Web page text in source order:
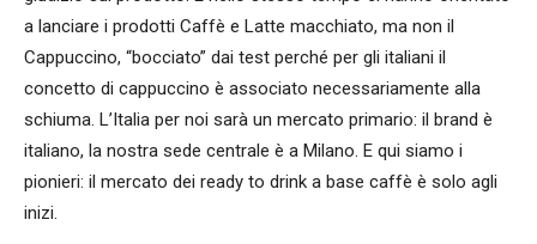
a lanciare i prodotti Caffè e Latte macchiato, ma non il
Cappuccino, “bocciato” dai test perché per gli italiani il
concetto di cappuccino è associato necessariamente alla
schiuma. L’Italia per noi sarà un mercato primario: il brand è
italiano, la nostra sede centrale è a Milano. E qui siamo i
pionieri: il mercato dei ready to drink a base caffè è solo agli
inizi.